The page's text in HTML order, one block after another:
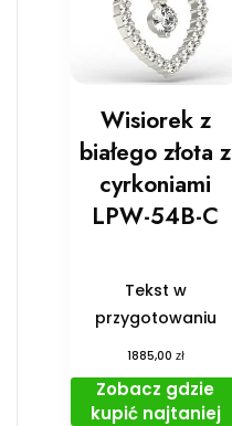
Wisiorek z
białego złota z
cyrkoniami
LPW-54B-C
Tekst w
przygotowaniu
1885,00 zł
Zobacz gdzie
kupić najtaniej